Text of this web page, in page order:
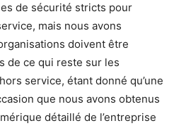
de sécurité stricts pour
mais nous avons
doivent être
de ce qui reste sur les
service, étant donné qu’une
que nous avons obtenus
détaillé de l’entreprise